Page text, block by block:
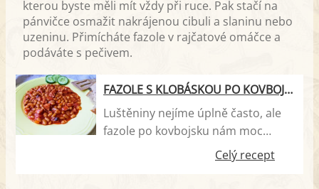
Zkuste mandle nebo kešu. Při
přípravě pesta je důležité použít
pouze otrhané lístky bez stonku. Je
chuť a pesto by pak nebylo tak
lednici i několik dní, avšak má
tend…
kterou byste měli mít vždy při ruce. Pak stačí na
pánvičce osmažit nakrájenou cibuli a slaninu nebo
uzeninu. Přimícháte fazole v rajčatové omáčce a
podáváte s pečivem.
FAZOLE S KLOBÁSKOU PO KOVBOJSKU
Luštěniny nejíme úplně často, ale
fazole po kovbojsku nám moc
Celý recept